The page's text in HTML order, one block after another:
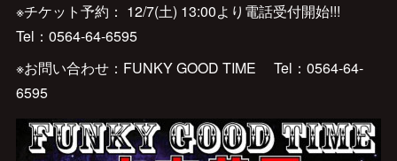
※チケット予約： 12/7(土) 13:00より電話受付開始!!!
Tel：0564-64-6595
※お問い合わせ：FUNKY GOOD TIME Tel：0564-64-
6595